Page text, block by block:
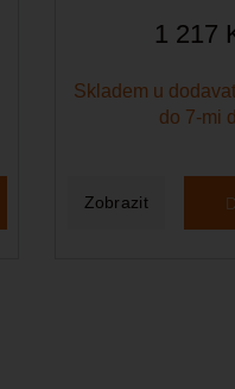
1 217
Skladem u
do 7-mi
Zobrazit